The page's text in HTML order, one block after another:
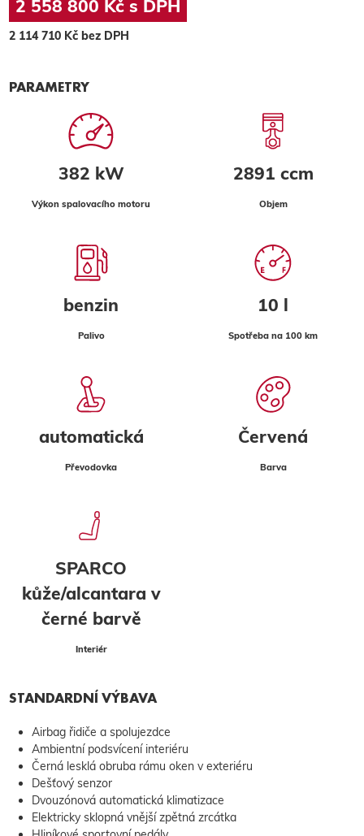
2 558 800 Kč s DPH
2 114 710 Kč bez DPH
PARAMETRY
382 kW
Výkon spalovacího motoru
2891 ccm
Objem
benzin
Palivo
10 l
Spotřeba na 100 km
automatická
Převodovka
Červená
Barva
SPARCO
kůže/alcantara v
černé barvě
Interiér
STANDARDNÍ VÝBAVA
Airbag řidiče a spolujezdce
Ambientní podsvícení interiéru
Černá lesklá obruba rámu oken v exteriéru
Dešťový senzor
Dvouzónová automatická klimatizace
Elektricky sklopná vnější zpětná zrcátka